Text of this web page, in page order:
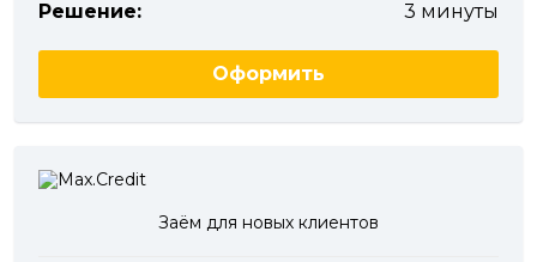
Решение:
3 минуты
Оформить
Заём для новых клиентов